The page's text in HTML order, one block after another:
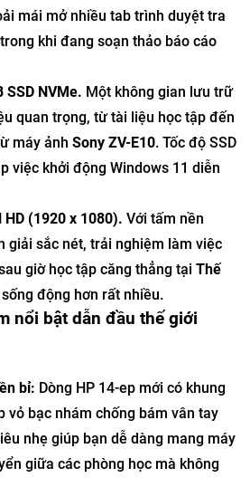
mái mở nhiều tab trình duyệt tra
khi đang soạn thảo báo cáo
SSD NVMe. Một không gian lưu trữ
quan trọng, từ tài liệu học tập đến
máy ảnh Sony ZV-E10. Tốc độ SSD
việc khởi động Windows 11 diễn
(1920 x 1080). Với tấm nền
giải sắc nét, trải nghiệm làm việc
giờ học tập căng thẳng tại Thế
động hơn rất nhiều.
nổi bật dẫn đầu thế giới
bỉ: Dòng HP 14-ep mới có khung
vỏ bạc nhám chống bám vân tay
nhẹ giúp bạn dễ dàng mang máy
giữa các phòng học mà không